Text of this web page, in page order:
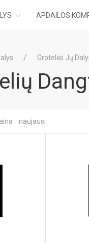
APDAILOS
Grotelės Jų
naujausi